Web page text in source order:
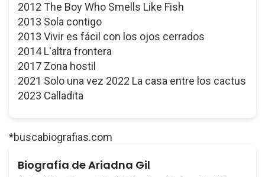
2012 The Boy Who Smells Like Fish
2013 Sola contigo
2013 Vivir es fácil con los ojos cerrados
2014 L'altra frontera
2017 Zona hostil
2021 Solo una vez 2022 La casa entre los cactus
2023 Calladita
*buscabiografias.com
Biografía de Ariadna Gil